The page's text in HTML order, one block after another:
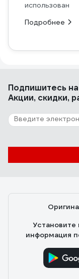
использован
Подробнее
Подпишитесь
Акции, скидки,
информация